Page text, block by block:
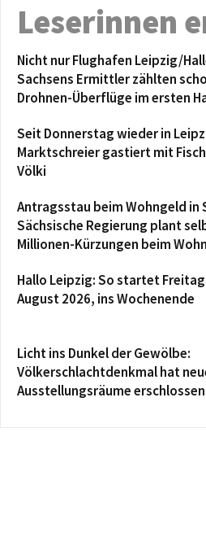
Leserinnen
Nicht nur Flughafen Leipzig/
Sachsens Ermittler zählten
Drohnen-Überflüge im ersten
Seit Donnerstag wieder in
Marktschreier gastiert mit
Völki
Antragsstau beim Wohngeld in
Sächsische Regierung plant
Millionen-Kürzungen beim
Hallo Leipzig: So startet
August 2026, ins Wochenende
Licht ins Dunkel der Gewölbe:
Völkerschlachtdenkmal hat
Ausstellungsräume erschlossen